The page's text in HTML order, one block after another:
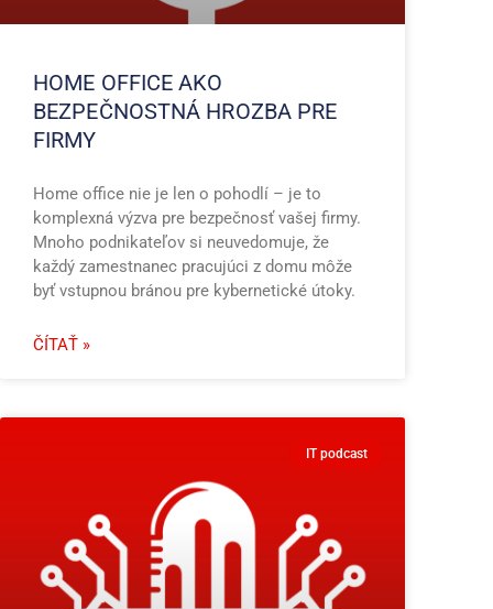
HOME OFFICE AKO
BEZPEČNOSTNÁ HROZBA PRE
FIRMY
Home office nie je len o pohodlí – je to
komplexná výzva pre bezpečnosť vašej firmy.
Mnoho podnikateľov si neuvedomuje, že
každý zamestnanec pracujúci z domu môže
byť vstupnou bránou pre kybernetické útoky.
ČÍTAŤ »
IT podcast